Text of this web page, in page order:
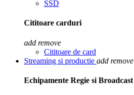
SSD
Cititoare carduri
add remove
Cititoare de card
Streaming si productie add remove
Echipamente Regie si Broadcast